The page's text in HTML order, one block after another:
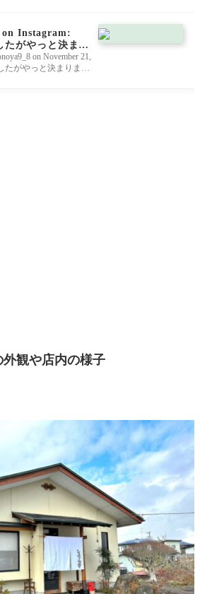
on Instagram:
がやっと決まり
とうございます
on November 21,
たがやっと決まりまし
外観や店内の様子